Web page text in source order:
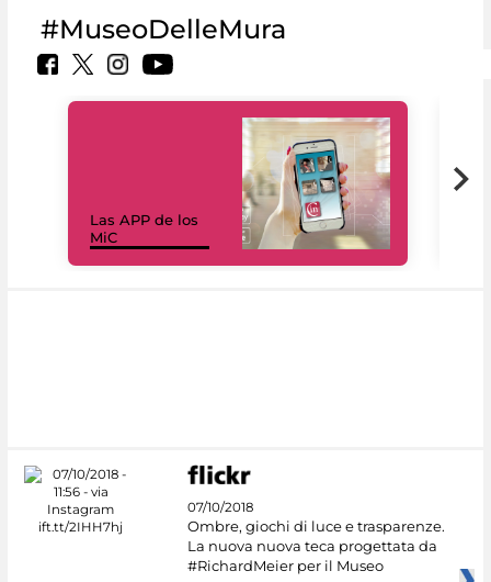
#MuseoDelleMura
Las APP de los
MiC
07/10/2018
Ombre, giochi di luce e trasparenze.
La nuova nuova teca progettata da
#RichardMeier per il Museo